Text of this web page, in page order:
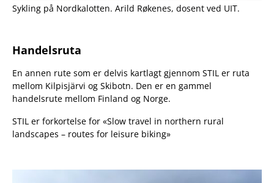
Sykling på Nordkalotten. Arild Røkenes, dosent ved UIT.
Handelsruta
En annen rute som er delvis kartlagt gjennom STIL er ruta
mellom Kilpisjärvi og Skibotn. Den er en gammel
handelsrute mellom Finland og Norge.
STIL er forkortelse for «Slow travel in northern rural
landscapes – routes for leisure biking»